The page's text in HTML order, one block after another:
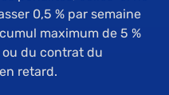
0,5 % par semaine
maximum de 5 %
du contrat du
retard.